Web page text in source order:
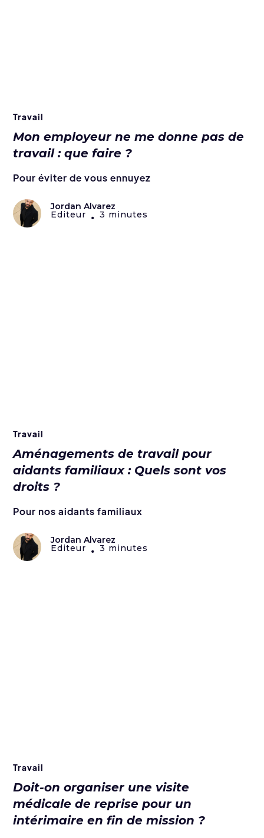
Travail
Mon employeur ne me donne pas de
travail : que faire ?
Pour éviter de vous ennuyez
Jordan Alvarez
Editeur • 3 minutes
Travail
Aménagements de travail pour
aidants familiaux : Quels sont vos
droits ?
Pour nos aidants familiaux
Jordan Alvarez
Editeur • 3 minutes
Travail
Doit-on organiser une visite
médicale de reprise pour un
intérimaire en fin de mission ?